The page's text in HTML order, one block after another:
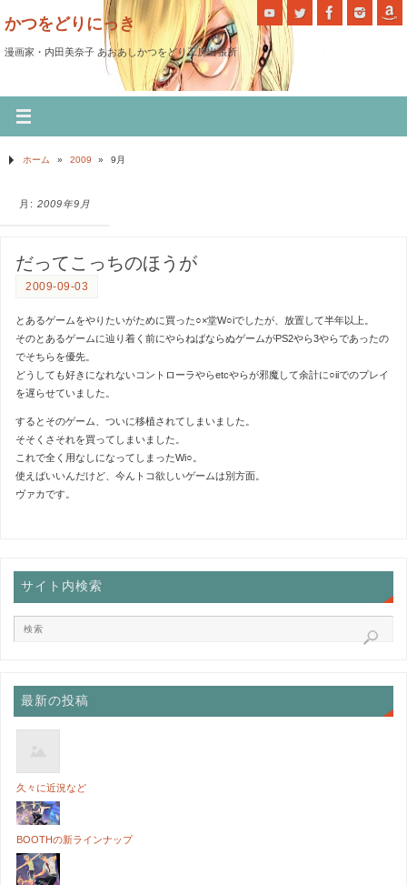
かつをどりにっき
漫画家・内田美奈子 あおあしかつをどり工房出張所
ホーム » 2009 » 9月
月: 2009年9月
だってこっちのほうが
2009-09-03
とあるゲームをやりたいがために買った○×堂W○iでしたが、放置して半年以上。
そのとあるゲームに辿り着く前にやらねばならぬゲームがPS2やら3やらであったの
でそちらを優先。
どうしても好きになれないコントローラやらetcやらが邪魔して余計に○iiでのプレイ
を遅らせていました。
するとそのゲーム、ついに移植されてしまいました。
そそくさそれを買ってしまいました。
これで全く用なしになってしまったWi○。
使えばいいんだけど、今んトコ欲しいゲームは別方面。
ヴァカです。
サイト内検索
最新の投稿
久々に近況など
BOOTHの新ラインナップ